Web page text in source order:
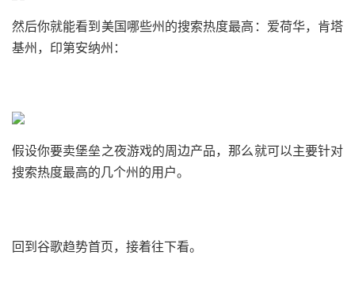
然后你就能看到美国哪些州的搜索热度最高：爱荷华，肯塔
基州，印第安纳州：
假设你要卖堡垒之夜游戏的周边产品，那么就可以主要针对
搜索热度最高的几个州的用户。
回到谷歌趋势首页，接着往下看。